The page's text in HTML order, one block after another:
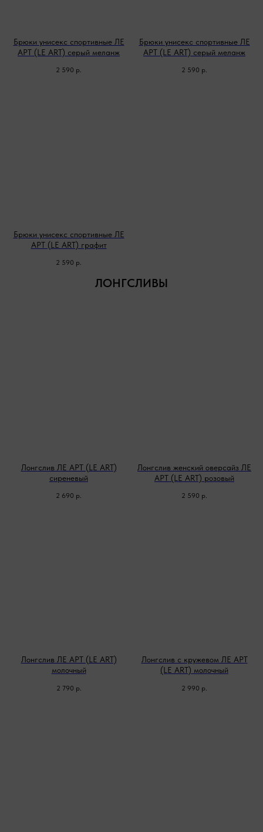
Брюки унисекс спортивные ЛЕ
АРТ (LE ART) серый меланж
2 590 р.
Брюки унисекс спортивные ЛЕ
АРТ (LE ART) серый меланж
2 590 р.
Брюки унисекс спортивные ЛЕ
АРТ (LE ART) графит
2 590 р.
ЛОНГСЛИВЫ
Лонгслив ЛЕ АРТ (LE ART)
сиреневый
2 690 р.
Лонгслив женский оверсайз ЛЕ
АРТ (LE ART) розовый
2 590 р.
Лонгслив ЛЕ АРТ (LE ART)
молочный
2 790 р.
Лонгслив с кружевом ЛЕ АРТ
(LE ART) молочный
2 990 р.